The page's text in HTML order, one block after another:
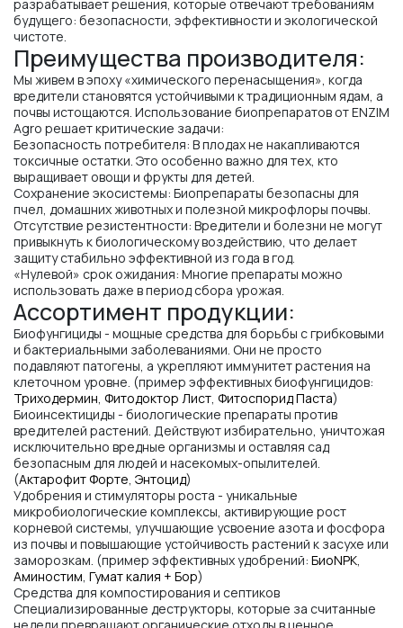
разрабатывает решения, которые отвечают требованиям
будущего: безопасности, эффективности и экологической
чистоте.
Преимущества производителя:
Мы живем в эпоху «химического перенасыщения», когда
вредители становятся устойчивыми к традиционным ядам, а
почвы истощаются. Использование биопрепаратов от ENZIM
Agro решает критические задачи:
Безопасность потребителя: В плодах не накапливаются
токсичные остатки. Это особенно важно для тех, кто
выращивает овощи и фрукты для детей.
Сохранение экосистемы: Биопрепараты безопасны для
пчел, домашних животных и полезной микрофлоры почвы.
Отсутствие резистентности: Вредители и болезни не могут
привыкнуть к биологическому воздействию, что делает
защиту стабильно эффективной из года в год.
«Нулевой» срок ожидания: Многие препараты можно
использовать даже в период сбора урожая.
Ассортимент продукции:
Биофунгициды - мощные средства для борьбы с грибковыми
и бактериальными заболеваниями. Они не просто
подавляют патогены, а укрепляют иммунитет растения на
клеточном уровне. (пример эффективных биофунгицидов:
Триходермин, Фитодоктор Лист, Фитоспорид Паста)
Биоинсектициды - биологические препараты против
вредителей растений. Действуют избирательно, уничтожая
исключительно вредные организмы и оставляя сад
безопасным для людей и насекомых-опылителей.
(Актарофит Форте, Энтоцид)
Удобрения и стимуляторы роста - уникальные
микробиологические комплексы, активирующие рост
корневой системы, улучшающие усвоение азота и фосфора
из почвы и повышающие устойчивость растений к засухе или
заморозкам. (пример эффективных удобрений: БиоNPK,
Аминостим, Гумат калия + Бор)
Средства для компостирования и септиков
Специализированные деструкторы, которые за считанные